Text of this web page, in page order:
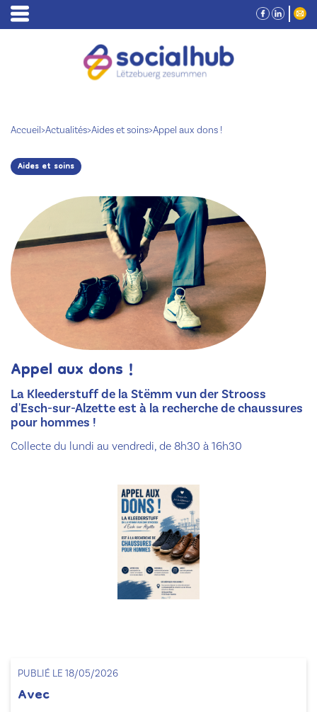
Accueil>Actualités>Aides et soins>Appel aux dons !
PUBLIÉ LE 18/05/2026
Avec
Aides et soins
Appel aux dons !
La Kleederstuff de la Stëmm vun der Strooss
d'Esch-sur-Alzette est à la recherche de chaussures
pour hommes !
Collecte du lundi au vendredi, de 8h30 à 16h30